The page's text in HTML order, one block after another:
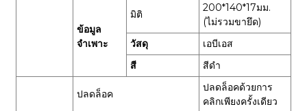
ข้อมูล
จำเพาะ
มิติ
200*140*17มม.
(ไม่รวมขายึด)
วัสดุ
เอบีเอส
สี
สีดำ
ปลดล็อค
ปลดล็อคด้วยการ
คลิกเพียงครั้งเดียว